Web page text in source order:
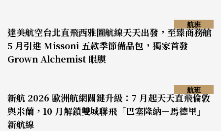
達美航空台北直飛西雅圖航線天天出發，至臻商務艙
5 月引進 Missoni 五款季節備品包，獨家首發
Grown Alchemist 眼膜
航班
新航 2026 歐洲航網關鍵升級：7 月起天天直飛倫敦
與米蘭，10 月解鎖雙城聯飛「巴塞隆納－馬德里」
新航線
航班